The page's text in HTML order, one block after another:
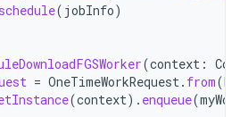
schedule( jobInfo)
(context :
= OneTimeWorkRequest. from(
(context). enqueue(